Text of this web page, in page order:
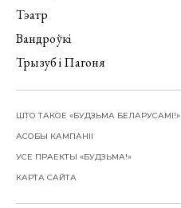
Тэатр
Вандроўкі
Трызуб і Пагоня
ШТО ТАКОЕ «БУДЗЬМА БЕЛАРУСАМІ!»
АСОБЫ КАМПАНІІ
УСЕ ПРАЕКТЫ «БУДЗЬМА!»
КАРТА САЙТА